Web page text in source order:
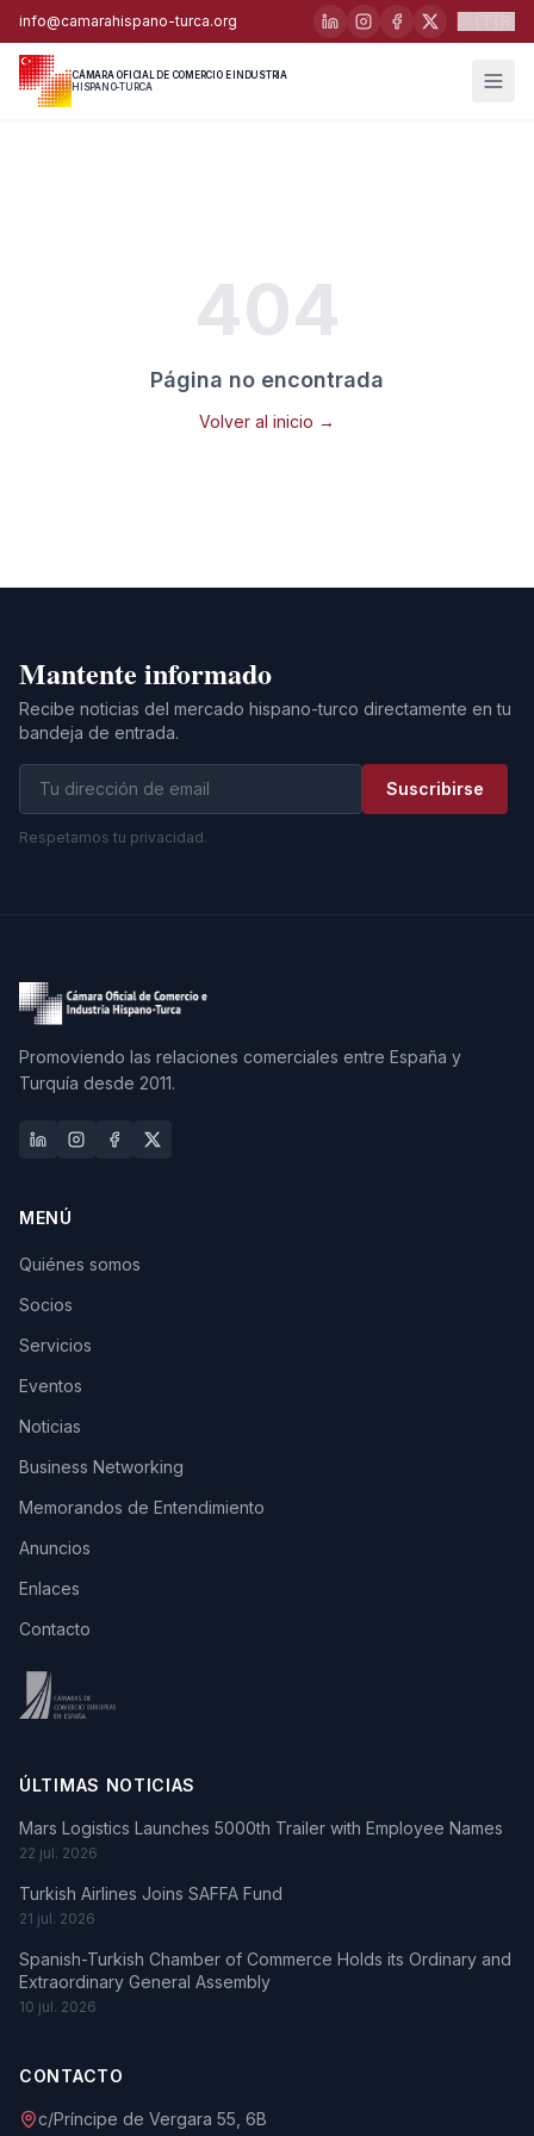
info@camarahispano-turca.org
CÁMARA OFICIAL DE COMERCIO E INDUSTRIA
HISPANO-TURCA
404
Página no encontrada
Volver al inicio →
Mantente informado
Recibe noticias del mercado hispano-turco directamente en tu
bandeja de entrada.
Suscribirse
Respetamos tu privacidad.
Promoviendo las relaciones comerciales entre España y
Turquía desde 2011.
MENÚ
Quiénes somos
Socios
Servicios
Eventos
Noticias
Business Networking
Memorandos de Entendimiento
Anuncios
Enlaces
Contacto
ÚLTIMAS NOTICIAS
Mars Logistics Launches 5000th Trailer with Employee Names
22 jul. 2026
Turkish Airlines Joins SAFFA Fund
21 jul. 2026
Spanish-Turkish Chamber of Commerce Holds its Ordinary and
Extraordinary General Assembly
10 jul. 2026
CONTACTO
c/Príncipe de Vergara 55, 6B